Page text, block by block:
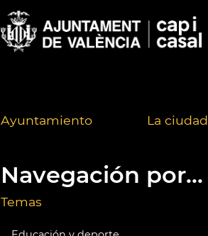
Ayuntamiento La ciudad
Navegación por...
Temas